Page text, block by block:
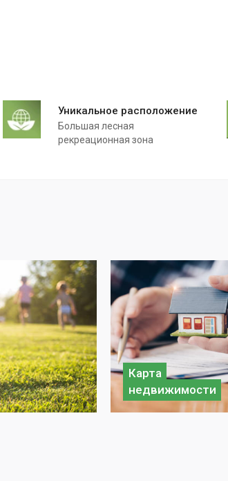
Уникальное расположение
Большая лесная
рекреационная зона
Карта
недвижимости